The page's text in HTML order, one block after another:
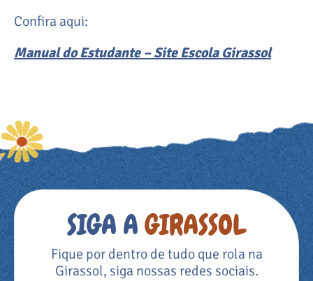
Confira aqui:
Manual do Estudante – Site Escola Girassol
SIGA AGIRASSOL
Fique por dentro de tudo que rola na
Girassol, siga nossas redes sociais.